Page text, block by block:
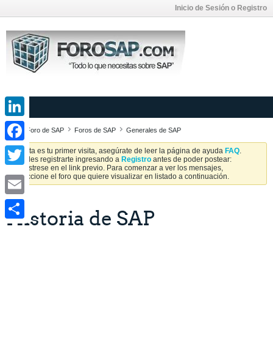
Inicio de Sesión o Registro
Foro de SAP Foros de SAP Generales de SAP
Si esta es tu primer visita, asegúrate de leer la página de ayuda FAQ.
Puedes registrarte ingresando a Registro antes de poder postear:
Regístrese en el link previo. Para comenzar a ver los mensajes,
seleccione el foro que quiere visualizar en listado a continuación.
Historia de SAP
LinkedIn
Facebook
Twitter
Email